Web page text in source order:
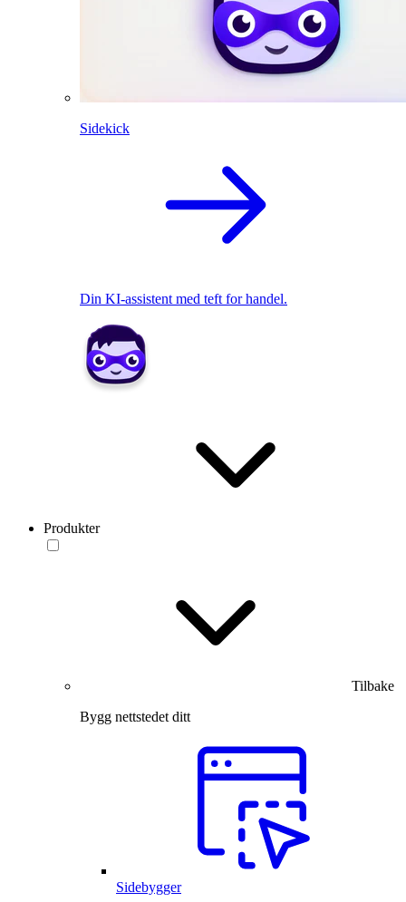
Sidekick
Din KI-assistent med teft for handel.
Produkter
Tilbake
Bygg nettstedet ditt
Sidebygger